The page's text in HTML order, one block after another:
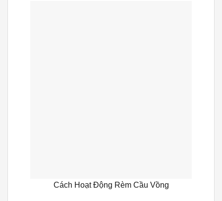
Cách Hoạt Động Rèm Cầu Vồng